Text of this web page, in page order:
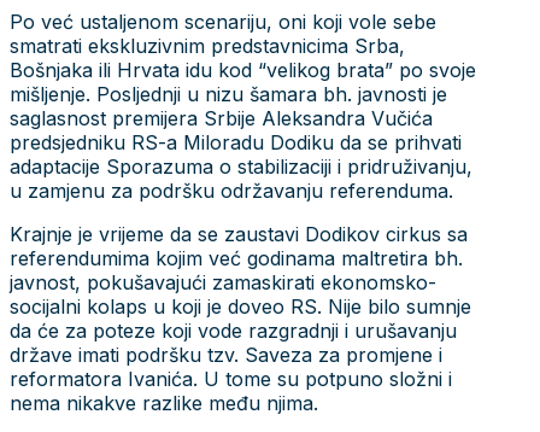
Po već ustaljenom scenariju, oni koji vole sebe
smatrati ekskluzivnim predstavnicima Srba,
Bošnjaka ili Hrvata idu kod “velikog brata” po svoje
mišljenje. Posljednji u nizu šamara bh. javnosti je
saglasnost premijera Srbije Aleksandra Vučića
predsjedniku RS-a Miloradu Dodiku da se prihvati
adaptacije Sporazuma o stabilizaciji i pridruživanju,
u zamjenu za podršku održavanju referenduma.
Krajnje je vrijeme da se zaustavi Dodikov cirkus sa
referendumima kojim već godinama maltretira bh.
javnost, pokušavajući zamaskirati ekonomsko-
socijalni kolaps u koji je doveo RS. Nije bilo sumnje
da će za poteze koji vode razgradnji i urušavanju
države imati podršku tzv. Saveza za promjene i
reformatora Ivanića. U tome su potpuno složni i
nema nikakve razlike među njima.